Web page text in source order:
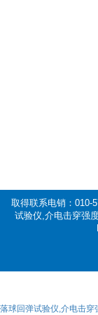
取得联系电销：
试验仪,介电击穿强
落球回弹试验仪,介电击穿